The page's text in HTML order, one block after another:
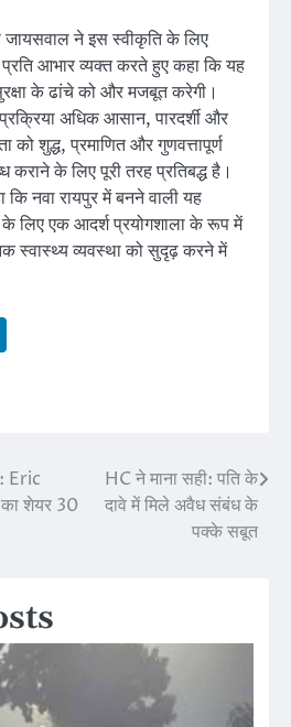
जायसवाल ने इस स्वीकृति के लिए
आभार व्यक्त करते हुए कहा कि यह
के ढांचे को और मजबूत करेगी।
अधिक आसान, पारदर्शी और
को शुद्ध, प्रमाणित और गुणवत्तापूर्ण
कराने के लिए पूरी तरह प्रतिबद्ध है।
कि नवा रायपुर में बनने वाली यह
लिए एक आदर्श प्रयोगशाला के रूप में
स्वास्थ्य व्यवस्था को सुदृढ़ करने में
Eric
शेयर 30
HC ने माना सही: पति के
दावे में मिले अवैध संबंध के
पक्के सबूत